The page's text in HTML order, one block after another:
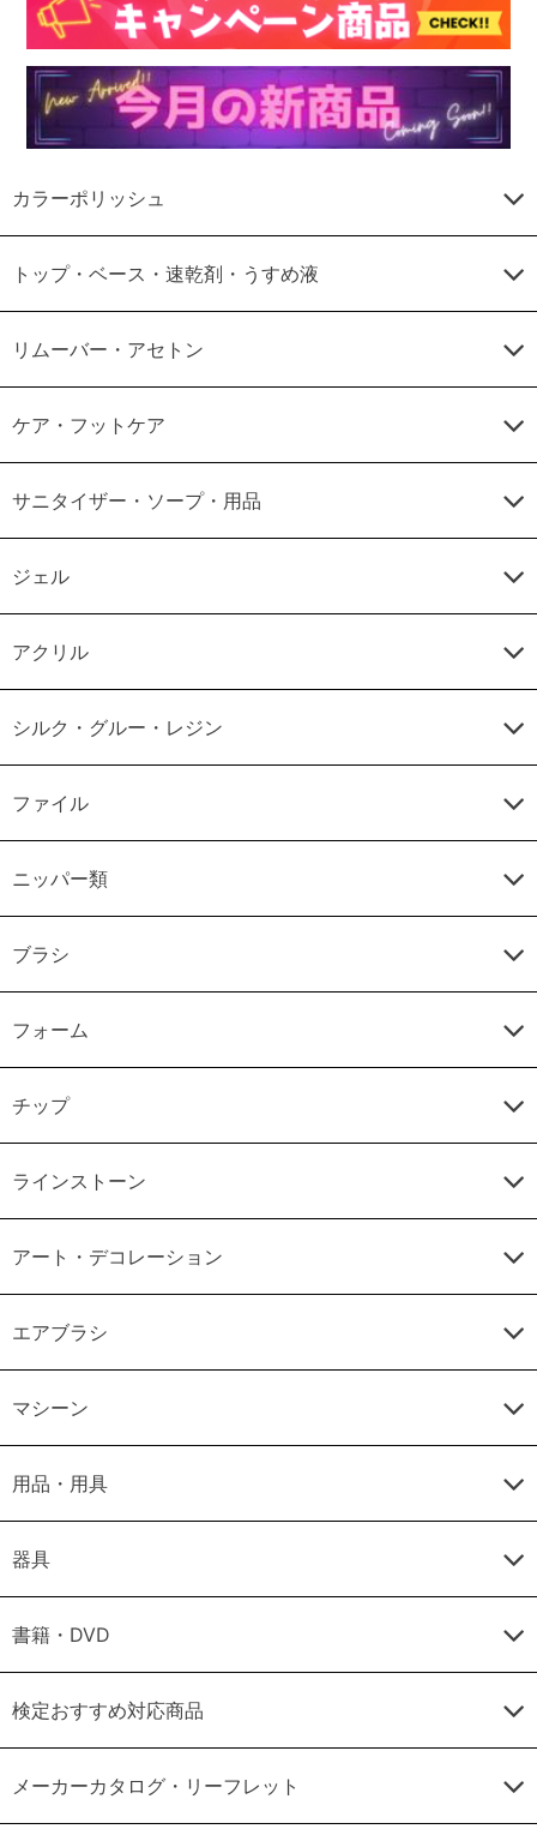
カラーポリッシュ
トップ・ベース・速乾剤・うすめ液
リムーバー・アセトン
ケア・フットケア
サニタイザー・ソープ・用品
ジェル
アクリル
シルク・グルー・レジン
ファイル
ニッパー類
ブラシ
フォーム
チップ
ラインストーン
アート・デコレーション
エアブラシ
マシーン
用品・用具
器具
書籍・DVD
検定おすすめ対応商品
メーカーカタログ・リーフレット